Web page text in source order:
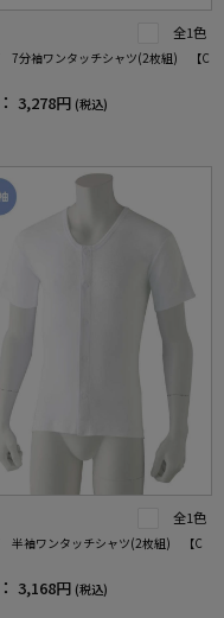
全1色
7分袖ワンタッチシャツ(2枚組) 【C
3,278円 (税込)
全1色
半袖ワンタッチシャツ(2枚組) 【C
3,168円 (税込)